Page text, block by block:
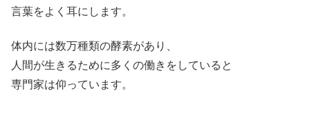
言葉をよく耳にします。
体内には数万種類の酵素があり、
人間が生きるために多くの働きをしていると
専門家は仰っています。